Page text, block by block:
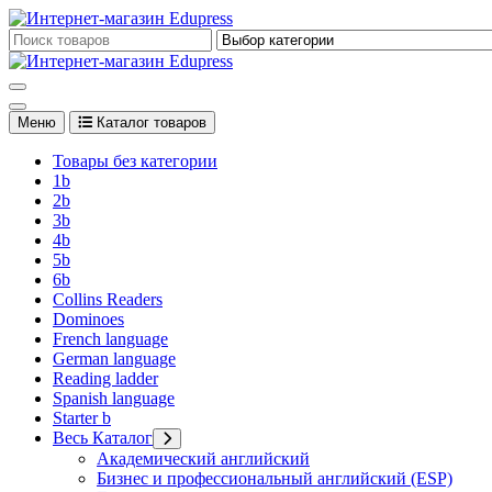
Перейти
к
содержимому
Edupress Uzbekistan, Edupress Узбекистан, книги, учебники на
Меню Каталог товаров
Товары без категории
1b
2b
3b
4b
5b
6b
Collins Readers
Dominoes
French language
German language
Reading ladder
Spanish language
Starter b
Весь Каталог
Академический английский
Бизнес и профессиональный английский (ESP)